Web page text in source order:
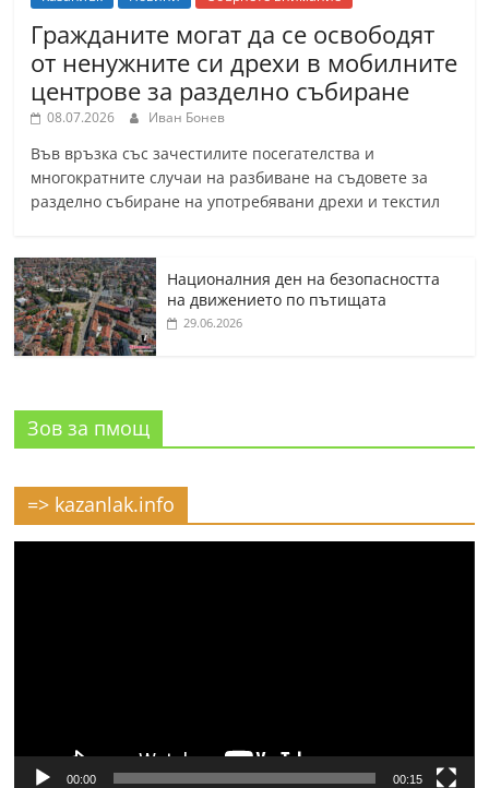
Гражданите могат да се освободят
от ненужните си дрехи в мобилните
центрове за разделно събиране
08.07.2026 Иван Бонев
Във връзка със зачестилите посегателства и
многократните случаи на разбиване на съдовете за
разделно събиране на употребявани дрехи и текстил
Националния ден на безопасността
на движението по пътищата
29.06.2026
Зов за пмощ
=> kazanlak.info
00:00 00:15